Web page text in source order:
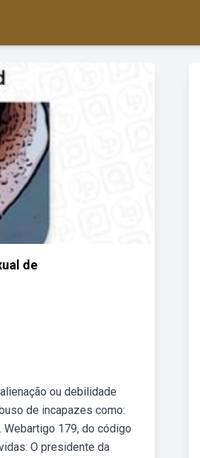
de
ou debilidade
de incapazes como:
Webartigo 179, do código
O presidente da